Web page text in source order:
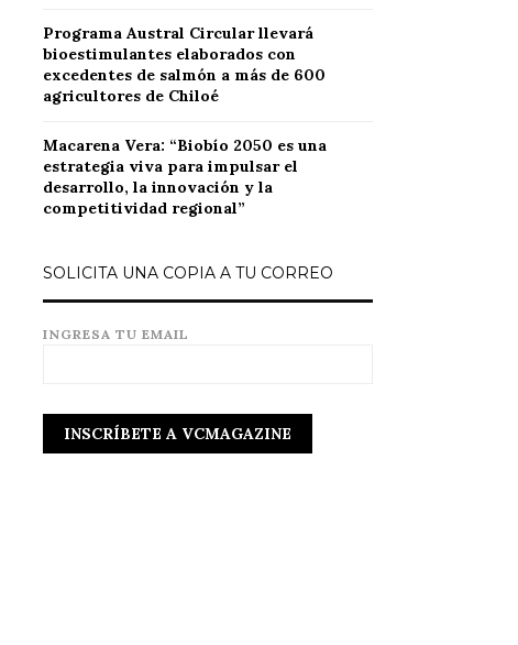
Programa Austral Circular llevará
bioestimulantes elaborados con
excedentes de salmón a más de 600
agricultores de Chiloé
Macarena Vera: “Biobío 2050 es una
estrategia viva para impulsar el
desarrollo, la innovación y la
competitividad regional”
SOLICITA UNA COPIA A TU CORREO
INGRESA TU EMAIL